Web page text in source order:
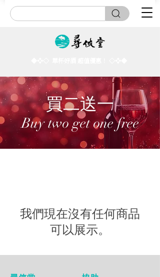
​買二送一
Buy two get one free
我們現在沒有任何商品
可以展示。